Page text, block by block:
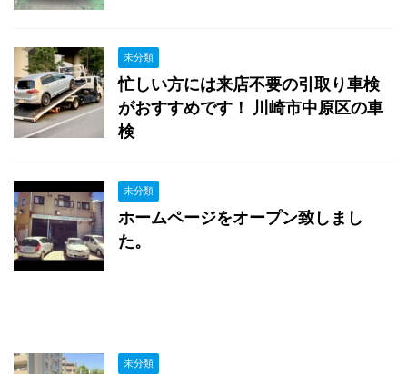
未分類
忙しい方には来店不要の引取り車検
がおすすめです！ 川崎市中原区の車
検
未分類
ホームページをオープン致しまし
た。
未分類